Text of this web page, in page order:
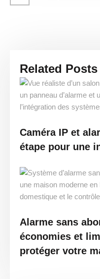
Related Posts
Caméra IP et
étape pour une
Alarme sans
économies et
protéger votre